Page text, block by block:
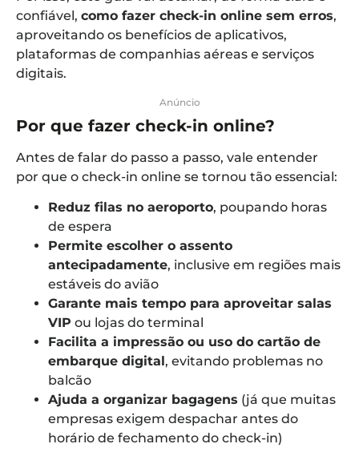
confiável, como fazer check-in online sem erros,
aproveitando os benefícios de aplicativos,
plataformas de companhias aéreas e serviços
digitais.
Anúncio
Por que fazer check-in online?
Antes de falar do passo a passo, vale entender
por que o check-in online se tornou tão essencial:
Reduz filas no aeroporto, poupando horas
de espera
Permite escolher o assento
antecipadamente, inclusive em regiões mais
estáveis do avião
Garante mais tempo para aproveitar salas
VIP ou lojas do terminal
Facilita a impressão ou uso do cartão de
embarque digital, evitando problemas no
balcão
Ajuda a organizar bagagens (já que muitas
empresas exigem despachar antes do
horário de fechamento do check-in)